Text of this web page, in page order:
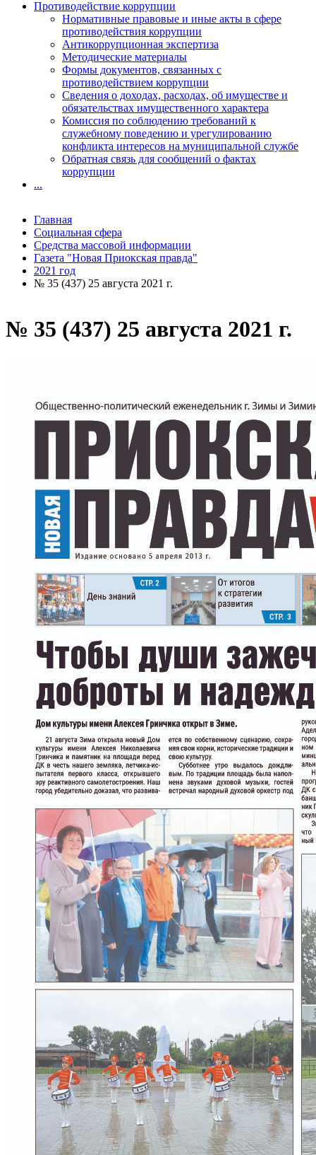
№ 35 (437) 25 августа 2021 г.
Противодействие коррупции
Нормативные правовые и иные акты в сфере
противодействия коррупции
Антикоррупционная экспертиза
Методические материалы
Формы документов, связанных с
противодействием коррупции
Сведения о доходах, расходах, об имуществе и
обязательствах имущественного характера
Комиссия по соблюдению требований к
служебному поведению и урегулированию
конфликта интересов на муниципальной службе
Обратная связь для сообщений о фактах
коррупции
...
Главная
Социальная сфера
Средства массовой информации
Газета "Новая Приокская правда"
2021 год
№ 35 (437) 25 августа 2021 г.